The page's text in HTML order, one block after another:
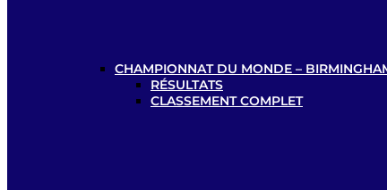
CHAMPIONNAT DU MONDE –
RÉSULTATS
CLASSEMENT COMPLET